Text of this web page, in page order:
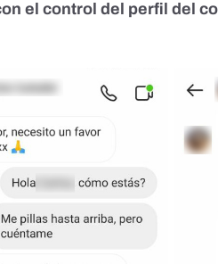
el control del perfil del